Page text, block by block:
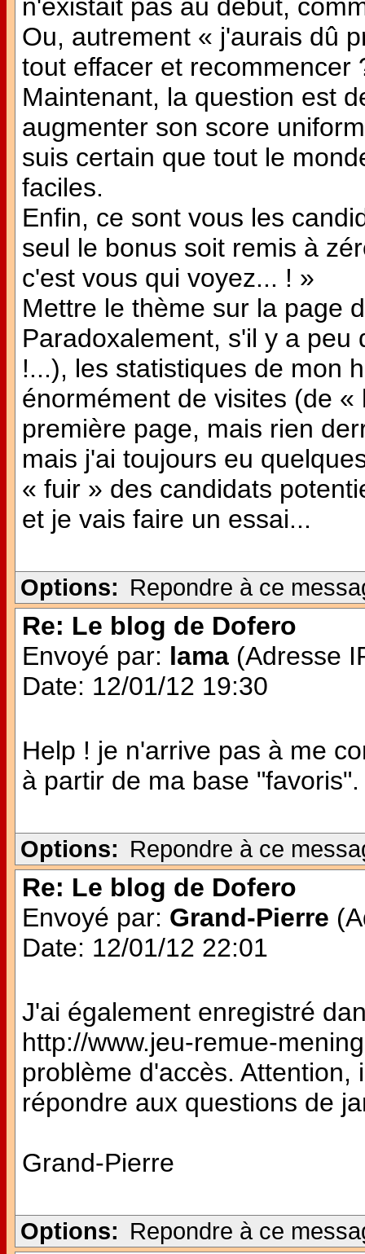
n'existait pas au début,
Ou, autrement « j'aurais dû
tout effacer et recommencer
Maintenant, la question est
augmenter son score
suis certain que tout le
faciles.
Enfin, ce sont vous les
seul le bonus soit remis à
c'est vous qui voyez... ! »
Mettre le thème sur la page
Paradoxalement, s'il y a
!...), les statistiques de mon
énormément de visites (de
première page, mais rien
mais j'ai toujours eu
« fuir » des candidats
et je vais faire un essai...
Options: Repondre à ce
Re: Le blog de Dofero
Envoyé par: lama (Adresse
Date: 12/01/12 19:30
Help ! je n'arrive pas à me
à partir de ma base
Options: Repondre à ce
Re: Le blog de Dofero
Envoyé par: Grand-Pierre
Date: 12/01/12 22:01
J'ai également enregistré
http://www.jeu-remue-
problème d'accès.
répondre aux questions de
Grand-Pierre
Options: Repondre à ce